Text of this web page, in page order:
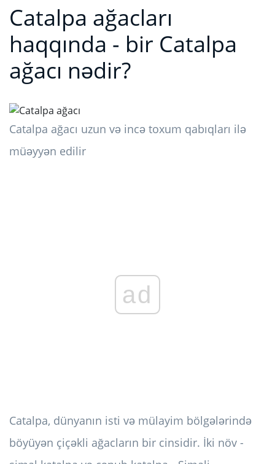
Catalpa ağacları
haqqında - bir Catalpa
ağacı nədir?
Catalpa ağacı uzun və incə toxum qabıqları ilə
müəyyən edilir
ad
Catalpa, dünyanın isti və mülayim bölgələrində
böyüyən çiçəkli ağacların bir cinsidir. İki növ -